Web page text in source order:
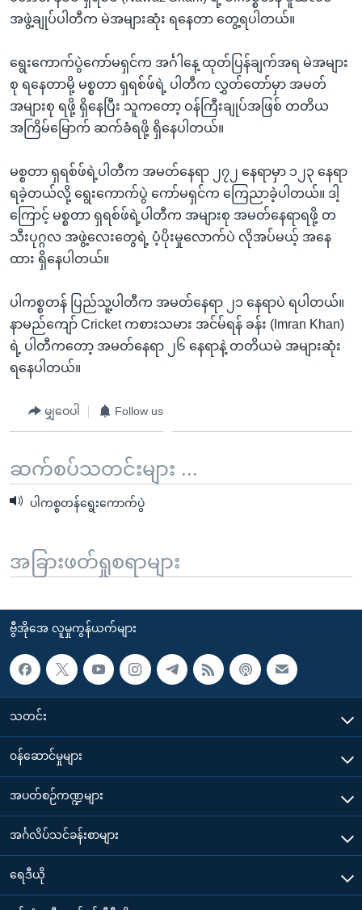
ရန်
နေရာ
ကျော်
ရန်
အဖွဲ့ချုပ်ပါတီက မဲအများဆုံး ရနေတာ တွေ့ရပါတယ်။
ရွေးကောက်ပွဲကော်မရှင်က အင်္ဂါနေ့ ထုတ်ပြန်ချက်အရ မဲအများ
စု ရနေတာမို့ မစ္စတာ ရှရစ်ဖ်ရဲ့ ပါတီက လွှတ်တော်မှာ အမတ်
အများစု ရဖို့ ရှိနေပြီး သူကတော့ ဝန်ကြီးချုပ်အဖြစ် တတိယ
အကြိမ်မြောက် ဆက်ခံရဖို့ ရှိနေပါတယ်။
မစ္စတာ ရှရစ်ဖ်ရဲ့ပါတီက အမတ်နေရာ ၂၇၂ နေရာမှာ ၁၂၃ နေရာ
ရခဲ့တယ်လို့ ရွေးကောက်ပွဲ ကော်မရှင်က ကြေညာခဲ့ပါတယ်။ ဒါ့
ကြောင့် မစ္စတာ ရှရစ်ဖ်ရဲ့ပါတီက အများစု အမတ်နေရာရဖို့ တ
သီးပုဂ္ဂလ အဖွဲ့လေးတွေရဲ့ ပံ့ပိုးမှုလောက်ပဲ လိုအပ်မယ့် အနေ
ထား ရှိနေပါတယ်။
ပါကစ္စတန် ပြည်သူ့ပါတီက အမတ်နေရာ ၂၁ နေရာပဲ ရပါတယ်။
နာမည်ကျော် Cricket ကစားသမား အင်မ်ရန် ခန်း (Imran Khan)
ရဲ့ ပါတီကတော့ အမတ်နေရာ ၂၆ နေရာနဲ့ တတိယမဲ အများဆုံး
ရနေပါတယ်။
မျှဝေပါ Follow us
ဆက်စပ်သတင်းများ ...
ပါကစ္စတန်ရွေးကောက်ပွဲ
အခြားဖတ်ရှုစရာများ
ဗွီအိုအေ လူမှုကွန်ယက်များ
သတင်း
၀န်ဆောင်မှုများ
အပတ်စဉ်ကဏ္ဍများ
အင်္ဂလိပ်သင်ခန်းစာများ
ရေဒီယို